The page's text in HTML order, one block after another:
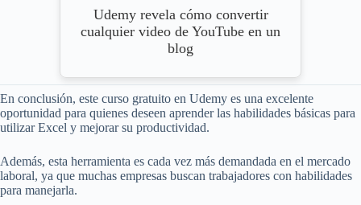
Udemy revela cómo convertir
cualquier video de YouTube en un
blog
En conclusión, este curso gratuito en Udemy es una excelente
oportunidad para quienes deseen aprender las habilidades básicas para
utilizar Excel y mejorar su productividad.
Además, esta herramienta es cada vez más demandada en el mercado
laboral, ya que muchas empresas buscan trabajadores con habilidades
para manejarla.